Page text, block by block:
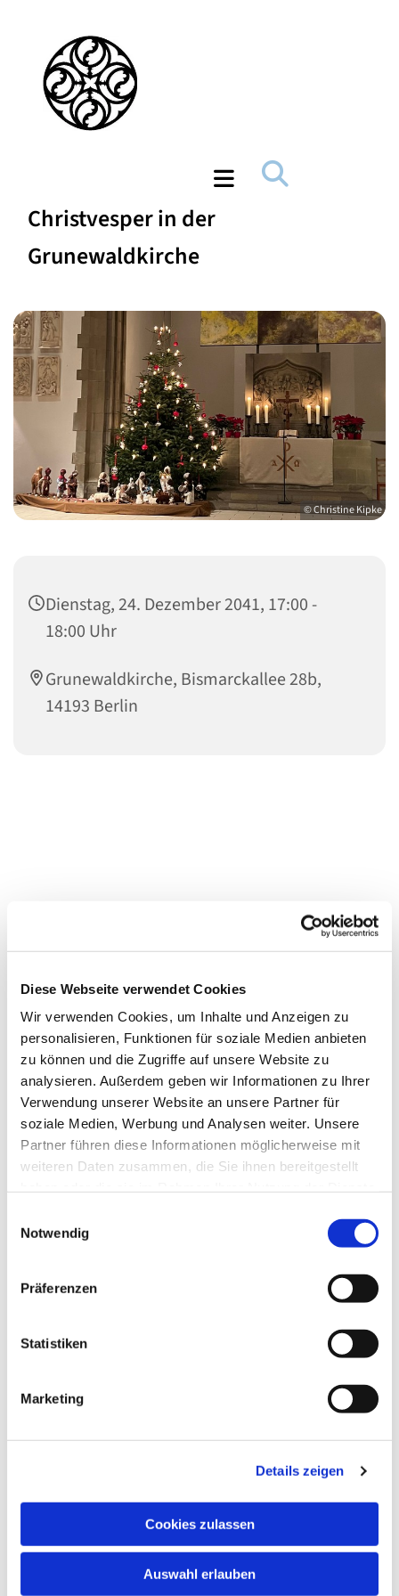
Diese Webseite verwendet Cookies
Wir verwenden Cookies, um Inhalte und Anzeigen zu
personalisieren, Funktionen für soziale Medien anbieten
zu können und die Zugriffe auf unsere Website zu
analysieren. Außerdem geben wir Informationen zu Ihrer
Verwendung unserer Website an unsere Partner für
soziale Medien, Werbung und Analysen weiter. Unsere
Partner führen diese Informationen möglicherweise mit
weiteren Daten zusammen, die Sie ihnen bereitgestellt
Notwendig
Präferenzen
Statistiken
Marketing
Details zeigen
Cookies zulassen
Auswahl erlauben
Christvesper in der
Grunewaldkirche
© Christine Kipke
Dienstag, 24. Dezember 2041, 17:00 -
18:00 Uhr
Grunewaldkirche, Bismarckallee 28b,
14193 Berlin
Dies könnte Sie auch interessieren